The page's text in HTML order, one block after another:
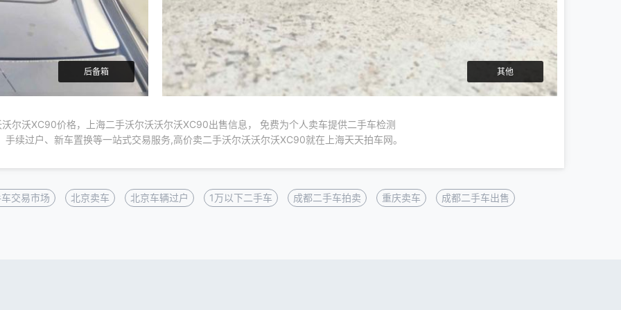
后备箱 其他
尔沃XC90价格，上海二手沃尔沃沃尔沃XC90出售信息， 免费为个人卖车提供二手车检测
手续过户、新车置换等一站式交易服务,高价卖二手沃尔沃沃尔沃XC90就在上海天天拍车网。
交易市场 北京卖车 北京车辆过户 1万以下二手车 成都二手车拍卖 重庆卖车 成都二手车出售